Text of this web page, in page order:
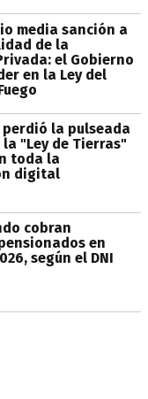
media sanción a
de la
el Gobierno
en la Ley del
perdió la pulseada
"Ley de Tierras"
toda la
digital
cobran
en
según el DNI